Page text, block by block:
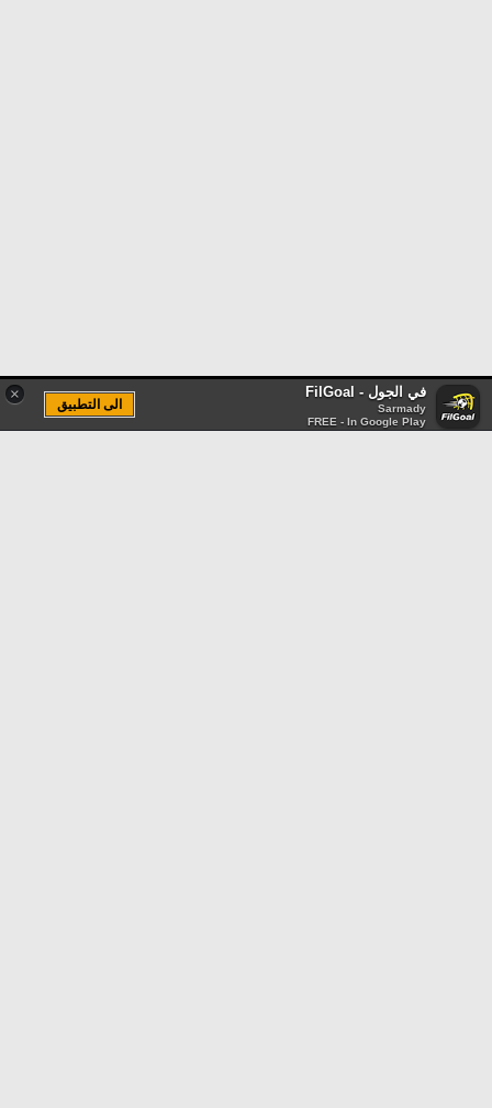
× في الجول - FilGoal
Sarmady
FREE - In Google Play
الى التطبيق